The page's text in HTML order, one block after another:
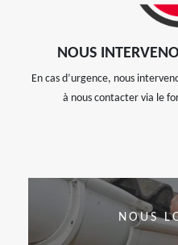
NOUS
En cas d’urgence, nous
à nous contacter via le
NOUS